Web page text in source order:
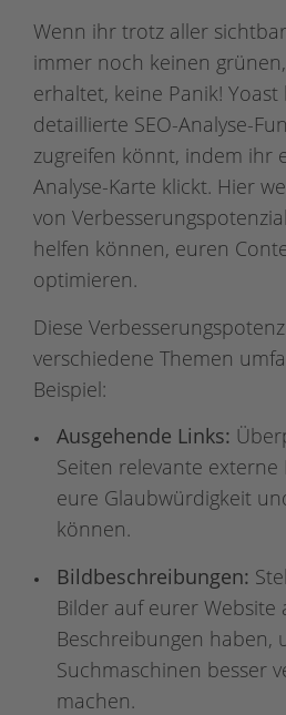
Wenn ihr trotz aller
immer noch keinen
erhaltet, keine Panik!
detaillierte SEO-Analyse-
zugreifen könnt, indem ihr
Analyse-Karte klickt. Hier
von
helfen können, euren
optimieren.
Diese
verschiedene Themen
Beispiel:
Ausgehende Links:
Seiten relevante
eure Glaubwürdigkeit
können.
Bildbeschreibungen:
Bilder auf eurer Website
Beschreibungen haben,
Suchmaschinen besser
machen.